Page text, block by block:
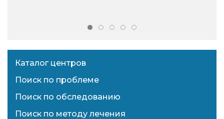
Каталог центров
Поиск по проблеме
Поиск по обследованию
Поиск по методу лечения